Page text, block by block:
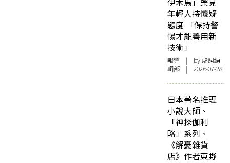
伊木馬」樂見
年輕人持懷疑
態度 「保持警
惕才能善用新
技術」
報導 | by 虛詞編
輯部 | 2026-07-28
日本著名推理
小說大師、
「神探伽利
略」系列、
《解憂雜貨
店》作者東野